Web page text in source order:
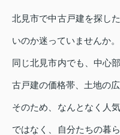
北見市で中古戸建を探し
いのか迷っていませんか。
同じ北見市内でも、中心
古戸建の価格帯、土地の
そのため、なんとなく人
ではなく、自分たちの暮